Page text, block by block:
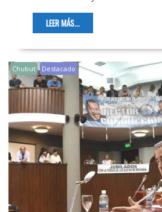
LEER MÁS...
Chubut Destacado